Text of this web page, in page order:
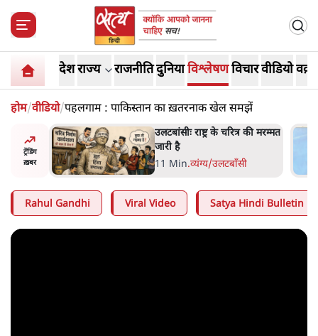
देशराज्य राजनीतिदुनियाविश्लेषणविचारवीडियो
होम/वीडियो/पहलगाम : पाकिस्तान का ख़तरनाक खेल समझें
ट्रेंडिंग
ख़बर
पर
उलटबांसीः राष्ट्र के चरित्र की मरम्मत
जारी है
11 Min.व्यंग्य/उलटबाँसी
Rahul Gandhi Viral Video Satya Hindi Bulletin